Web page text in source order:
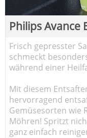
Philips Avance
Frisch gepresster
schmeckt
während einer
Mit diesem
hervorragend
Gemüsesorten wie
Möhren! Spritzt
ganz einfach